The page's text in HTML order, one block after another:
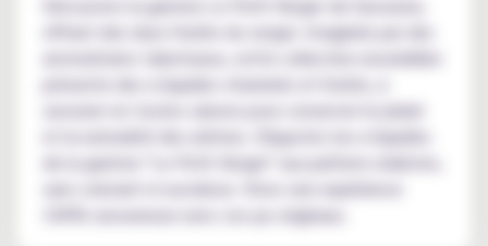
offrant des duos fruités du verger. Imaginée par des
présente des e-liquides vitaminés et fruités, à
savourer en toutes saisons pour conserver le plaisir
et la naturalité des arômes. Dégustez les e-liquides
de la gamme "Le Petit Verger" aux parfums réalistes,
sans colorant ni sucralose. Vivez une expérience
100% savoureuse avec ces jus originaux.